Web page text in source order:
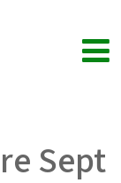
Sept